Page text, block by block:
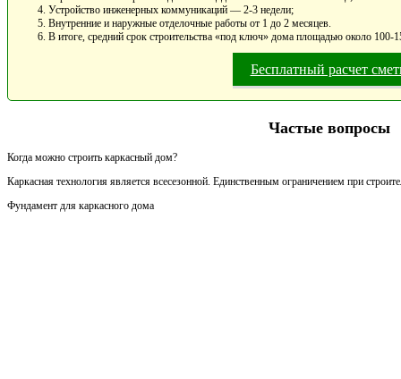
Устройство инженерных коммуникаций — 2-3 недели;
Внутренние и наружные отделочные работы от 1 до 2 месяцев.
В итоге, средний срок строительства «под ключ» дома площадью около 100-
Бесплатный расчет
Частые вопросы
Когда можно строить каркасный дом?
Каркасная технология является всесезонной. Единственным ограничением при
Фундамент для каркасного дома